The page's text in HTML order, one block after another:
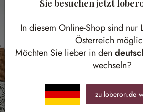
Sie besuchen jetzt
In diesem Online-Shop sind nur
Österreich
Möchten Sie lieber in den
wechseln?
zu loberon.de